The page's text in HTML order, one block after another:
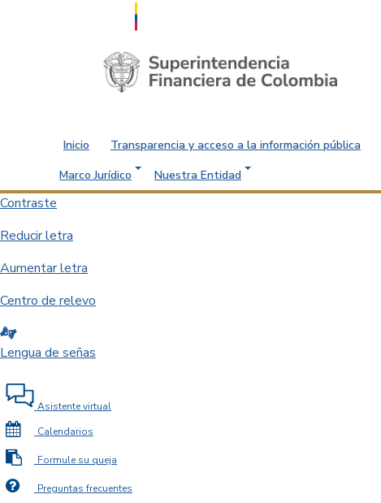
Saltar al contenido principal
Inicio Transparencia y acceso a la información pública
Marco Jurídico
Nuestra Entidad
Contraste
Reducir letra
Aumentar letra
Centro de relevo
Lengua de señas
Asistente virtual
Calendarios
Formule su queja
Preguntas frecuentes